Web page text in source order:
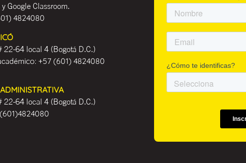
Google Classroom.
4824080
22-64 local 4 (Bogotá D.C.)
ico: +57 (601) 4824080
22-64 local 4 (Bogotá D.C.)
(601)4824080